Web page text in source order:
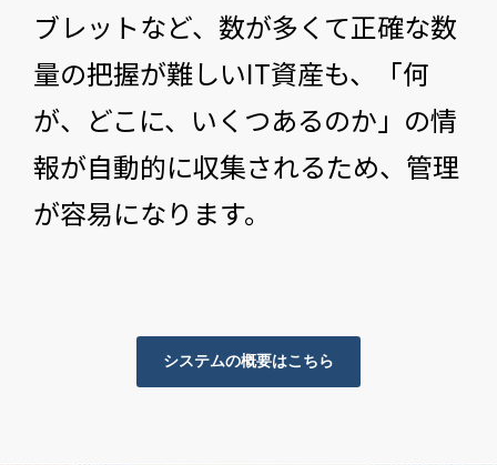
ブレットなど、数が多くて正確な数
量の把握が難しいIT資産も、「何
が、どこに、いくつあるのか」の情
報が自動的に収集されるため、管理
が容易になります。
システムの概要はこちら